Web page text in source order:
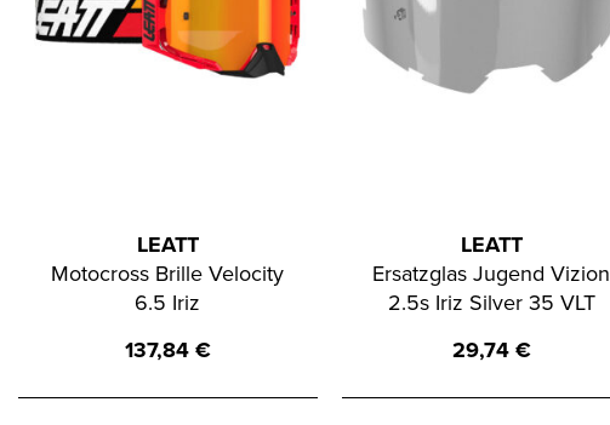
LEATT
Motocross Brille Velocity
6.5 Iriz
137,84€
LEATT
Ersatzglas Jugend Vizion
2.5s Iriz Silver 35 VLT
29,74€